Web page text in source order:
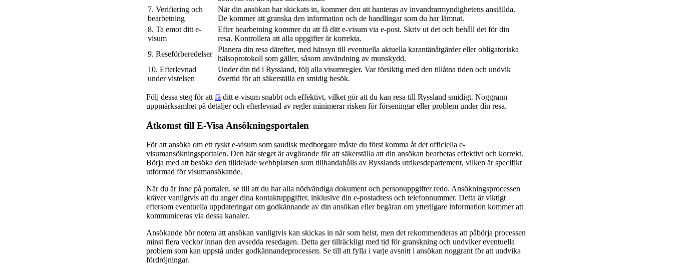
7. Verifiering och
bearbetning
När din ansökan har skickats in, kommer den att hanteras av invandrarmyndighetens anställda.
De kommer att granska den information och de handlingar som du har lämnat.
8. Ta emot ditt e-
visum
Efter bearbetning kommer du att få ditt e-visum via e-post. Skriv ut det och behåll det för din
resa. Kontrollera att alla uppgifter är korrekta.
9. Reseförberedelser
Planera din resa därefter, med hänsyn till eventuella aktuella karantänåtgärder eller obligatoriska
hälsoprotokoll som gäller, såsom användning av munskydd.
10. Efterlevnad
under vistelsen
Under din tid i Ryssland, följ alla visumregler. Var försiktig med den tillåtna tiden och undvik
övertid för att säkerställa en smidig besök.
Följ dessa steg för att få ditt e-visum snabbt och effektivt, vilket gör att du kan resa till Ryssland smidigt. Noggrann
uppmärksamhet på detaljer och efterlevnad av regler minimerar risken för förseningar eller problem under din resa.
Åtkomst till E-Visa Ansökningsportalen
För att ansöka om ett ryskt e-visum som saudisk medborgare måste du först komma åt det officiella e-
visumansökningsportalen. Den här steget är avgörande för att säkerställa att din ansökan bearbetas effektivt och korrekt.
Börja med att besöka den tilldelade webbplatsen som tillhandahålls av Rysslands utrikesdepartement, vilken är specifikt
utformad för visumansökande.
När du är inne på portalen, se till att du har alla nödvändiga dokument och personuppgifter redo. Ansökningsprocessen
kräver vanligtvis att du anger dina kontaktuppgifter, inklusive din e-postadress och telefonnummer. Detta är viktigt
eftersom eventuella uppdateringar om godkännande av din ansökan eller begäran om ytterligare information kommer att
kommuniceras via dessa kanaler.
Ansökande bör notera att ansökan vanligtvis kan skickas in när som helst, men det rekommenderas att påbörja processen
minst flera veckor innan den avsedda resedagen. Detta ger tillräckligt med tid för granskning och undviker eventuella
problem som kan uppstå under godkännandeprocessen. Se till att fylla i varje avsnitt i ansökan noggrant för att undvika
fördröjningar.